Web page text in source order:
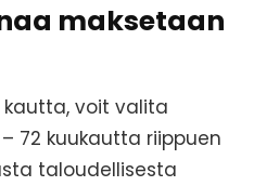
maksetaan
kautta, voit valita
72 kuukautta riippuen
taloudellisesta